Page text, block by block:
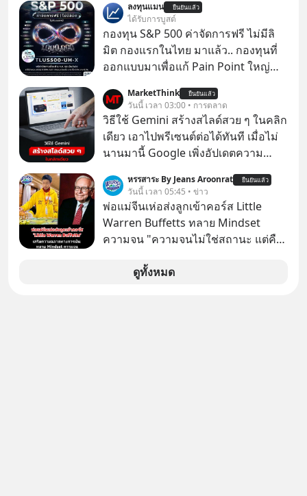
เบอร์ต้น ๆ ของโลก
ลงทุนแมน ยืนยันแล้ว
ได้รับการบูสต์
กองทุน S&P 500 ค่าจัดการฟรี ไม่มีลิ
มิต กองแรกในไทย มาแล้ว.. กองทุนที่
ออกแบบมาเพื่อแก้ Pain Point ใหญ่
MarketThink ยืนยันแล้ว
วันนี้ เวลา 03:00 • การตลาด
วิธีใช้ Gemini สร้างสไลด์สวย ๆ ในคลิก
เดียว เอาไปพรีเซนต์ต่อได้ทันที เมื่อไม่
นานมานี้ Google เพิ่งอัปเดตความ
สามารถใช้ Gemini ช่วยสร้างสไลด์นำ
เสนอแบบสวย ๆ ได้ในคลิกเดียว ไม่ต้อง
เสียเวลาทำเองอีกต่อไป
หรรสาระ By Jeans Aroonrat ยืนยันแล้ว
วันนี้ เวลา 05:45 • ข่าว
พ่อแม่จีนเห่อส่งลูกเข้าคอร์ส Little
Warren Buffetts ทลาย Mindset
ความจน "ความจนไม่ใช่สถานะ แต่คือ
ดูทั้งหมด